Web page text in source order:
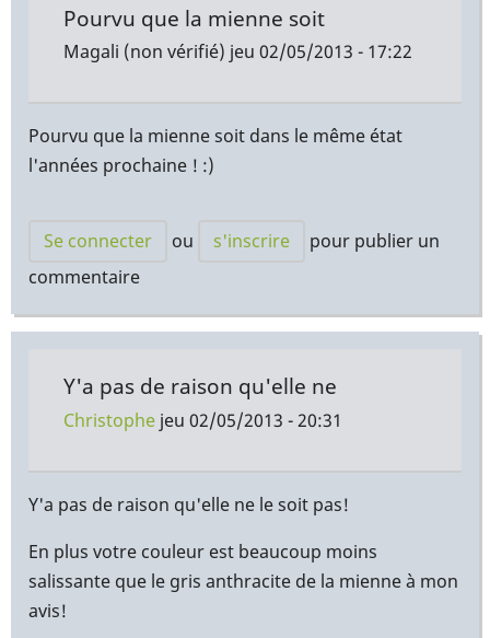
Pourvu que la mienne soit
Magali (non vérifié) jeu 02/05/2013 - 17:22
Pourvu que la mienne soit dans le même état
l'années prochaine ! :)
Se connecter ou s'inscrire
pour publier un
commentaire
Y'a pas de raison qu'elle ne
Christophe jeu 02/05/2013 - 20:31
réponse
Pourvu
que
la
Y'a pas de raison qu'elle ne le soit pas!
En plus votre couleur est beaucoup moins
salissante que le gris anthracite de la mienne à mon
avis!